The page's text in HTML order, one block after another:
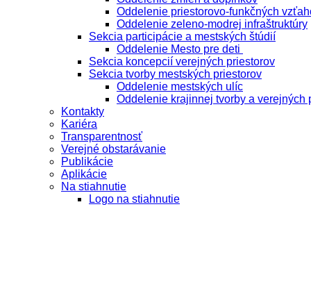
Oddelenie priestorovo-funkčných
Oddelenie zeleno-modrej infraštruktúry
Sekcia participácie a mestských štúdií
Oddelenie Mesto pre deti
Sekcia koncepcií verejných priestorov
Sekcia tvorby mestských priestorov
Oddelenie mestských ulíc
Oddelenie krajinnej tvorby a verejných
Kontakty
Kariéra
Transparentnosť
Verejné obstarávanie
Publikácie
Aplikácie
Na stiahnutie
Logo na stiahnutie